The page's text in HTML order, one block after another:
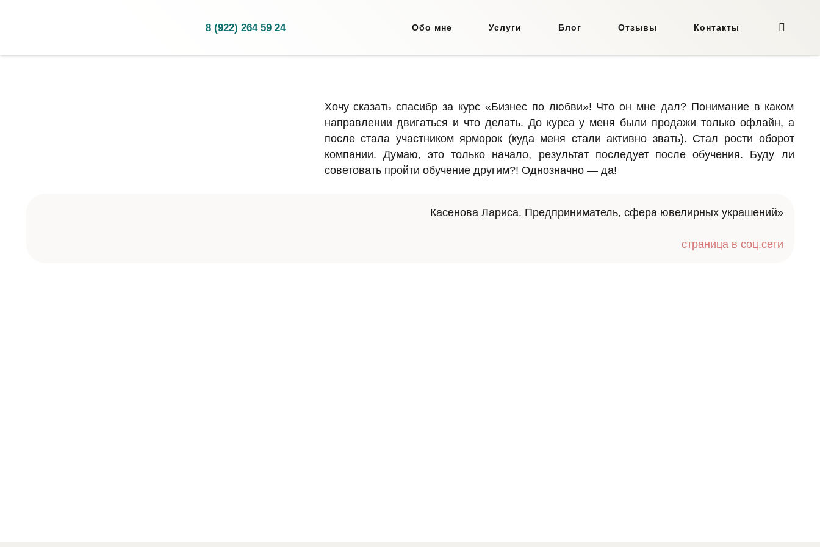
8 (922) 264 59 24 Обо мне Услуги Блог Отзывы Контакты
Хочу сказать спасибр за курс «Бизнес по любви»! Что он мне дал? Понимание в каком
направлении двигаться и что делать. До курса у меня были продажи только офлайн, а
после стала участником ярморок (куда меня стали активно звать). Стал рости оборот
компании. Думаю, это только начало, результат последует после обучения. Буду ли
советовать пройти обучение другим?! Однозначно — да!
Касенова Лариса. Предприниматель, сфера ювелирных украшений»
страница в соц.сети